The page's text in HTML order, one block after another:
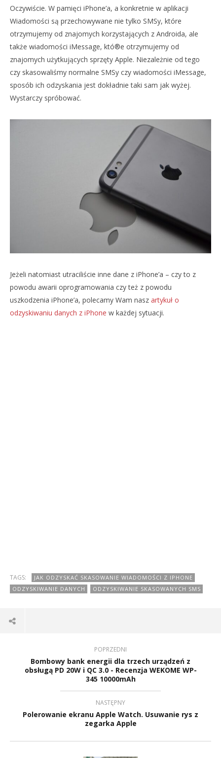
Oczywiście. W pamięci iPhone’a, a konkretnie w aplikacji
Wiadomości są przechowywane nie tylko SMSy, które
otrzymujemy od znajomych korzystających z Androida, ale
także wiadomości iMessage, któ®e otrzymujemy od
znajomych użytkujących sprzęty Apple. Niezależnie od tego
czy skasowaliśmy normalne SMSy czy wiadomości iMessage,
sposób ich odzyskania jest dokładnie taki sam jak wyżej.
Wystarczy spróbować.
Jeżeli natomiast utraciliście inne dane z iPhone’a – czy to z
powodu awarii oprogramowania czy też z powodu
uszkodzenia iPhone’a, polecamy Wam nasz artykuł o
odzyskiwaniu danych z iPhone w każdej sytuacji.
TAGS:
JAK ODZYSKAĆ SKASOWANIE WIADOMOŚCI Z IPHONE
ODZYSKIWANIE DANYCH
ODZYSKIWANIE SKASOWANYCH SMS
POPRZEDNI
Bombowy bank energii dla trzech urządzeń z
obsługą PD 20W i QC 3.0 - Recenzja WEKOME WP-
345 10000mAh
NASTĘPNY
Polerowanie ekranu Apple Watch. Usuwanie rys z
zegarka Apple